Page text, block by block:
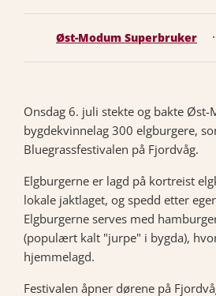
Øst-Modum Superbruker ·
Onsdag 6. juli stekte og bakte Øst-
bygdekvinnelag 300 elgburgere,
Bluegrassfestivalen på Fjordvåg.
Elgburgerne er lagd på kortreist
lokale jaktlaget, og spedd etter
Elgburgerne serves med
(populært kalt "jurpe" i bygda),
hjemmelagd.
Festivalen åpner dørene på